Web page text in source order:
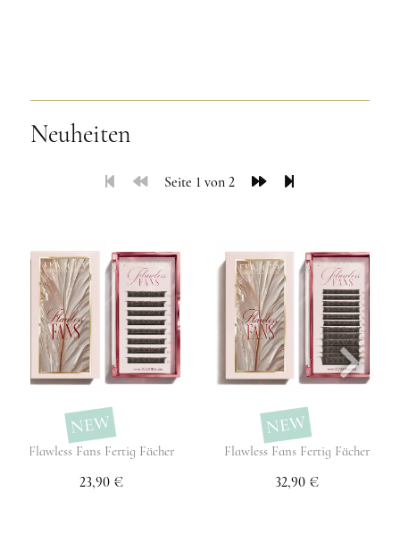
Neuheiten
Seite 1 von 2
NEW
Flawless Fans Fertig Fächer
23,90 €
NEW
Flawless Fans Fertig Fächer
32,90 €